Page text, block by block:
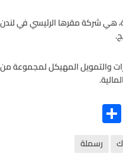
هي شركة مقرها الرئيسي في
والتمويل المهيكل لمجموعة
S
h
ar
رسملة